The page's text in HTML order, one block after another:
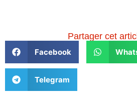
Partager cet
Facebook
Telegram